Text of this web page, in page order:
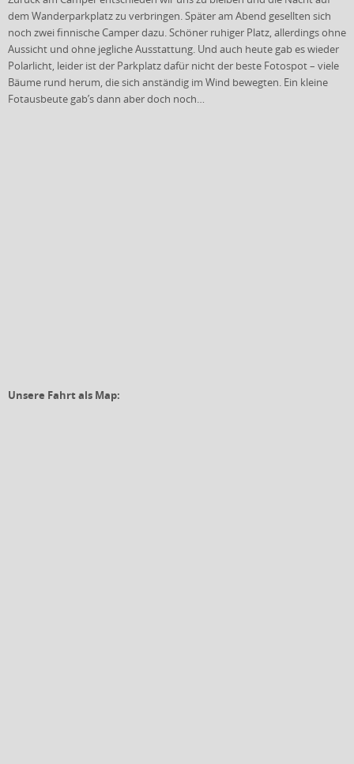
dem Wanderparkplatz zu verbringen. Später am Abend gesellten sich
noch zwei finnische Camper dazu. Schöner ruhiger Platz, allerdings ohne
Aussicht und ohne jegliche Ausstattung. Und auch heute gab es wieder
Polarlicht, leider ist der Parkplatz dafür nicht der beste Fotospot – viele
Bäume rund herum, die sich anständig im Wind bewegten. Ein kleine
Fotausbeute gab’s dann aber doch noch…
Unsere Fahrt als Map: